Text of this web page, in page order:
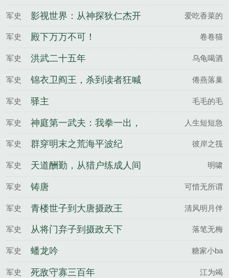
军史
影视世界：从神探狄仁杰开
始
爱吃香菜的
军史 殿下万万不可！ 卷卷猫
军史 洪武二十五年 乌龟喝酒
军史
锦衣卫阎王，杀到读者狂喊
爽
倦燕落巢
军史 驿主 毛毛的毛
军史
神庭第一武夫：我拳一出，
如日中天
人生短短急
军史 群穿明末之荒海平波纪 彼岸之筏
军史
天道酬勤，从猎户练成人间
武圣
明啸
军史 铸唐 可惜无所谓
军史 青楼世子到大唐摄政王 清风明月伴
军史 从将门弃子到摄政天下 落笔无梅
军史 蟠龙吟 糖家小ba
军史 死敌守寡三百年 江为竭